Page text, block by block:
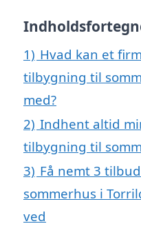
1) Hvad kan et
tilbygning til
med?
2) Indhent altid
tilbygning til
3) Få nemt 3
sommerhus i
ved